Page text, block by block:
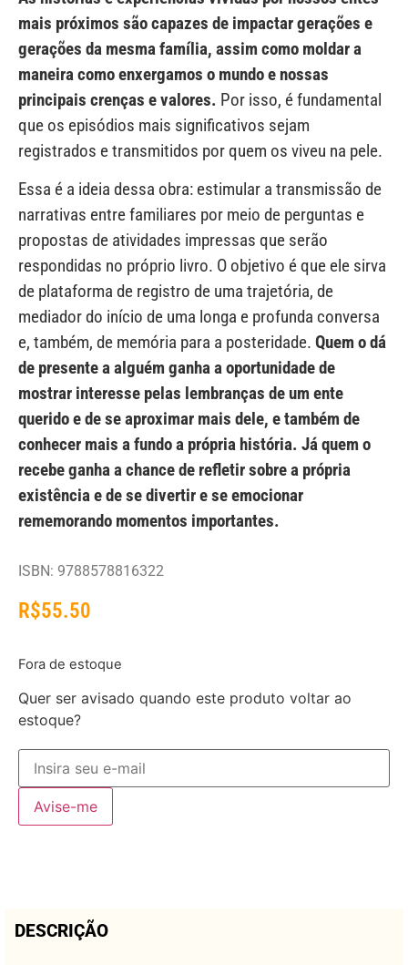
mais próximos são capazes de impactar gerações e
gerações da mesma família, assim como moldar a
maneira como enxergamos o mundo e nossas
principais crenças e valores. Por isso, é fundamental
que os episódios mais significativos sejam
registrados e transmitidos por quem os viveu na pele.
Essa é a ideia dessa obra: estimular a transmissão de
narrativas entre familiares por meio de perguntas e
propostas de atividades impressas que serão
respondidas no próprio livro. O objetivo é que ele sirva
de plataforma de registro de uma trajetória, de
mediador do início de uma longa e profunda conversa
e, também, de memória para a posteridade. Quem o dá
de presente a alguém ganha a oportunidade de
mostrar interesse pelas lembranças de um ente
querido e de se aproximar mais dele, e também de
conhecer mais a fundo a própria história. Já quem o
recebe ganha a chance de refletir sobre a própria
existência e de se divertir e se emocionar
rememorando momentos importantes.
ISBN: 9788578816322
R$55.50
Fora de estoque
Quer ser avisado quando este produto voltar ao
estoque?
Avise-me
DESCRIÇÃO